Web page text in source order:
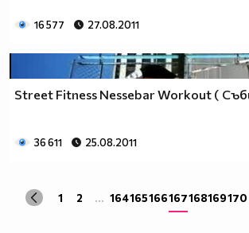
16 577 27.08.2011
Street Fitness Nessebar Workout (
36 611 25.08.2011
1 2 ... 164165166167168169170